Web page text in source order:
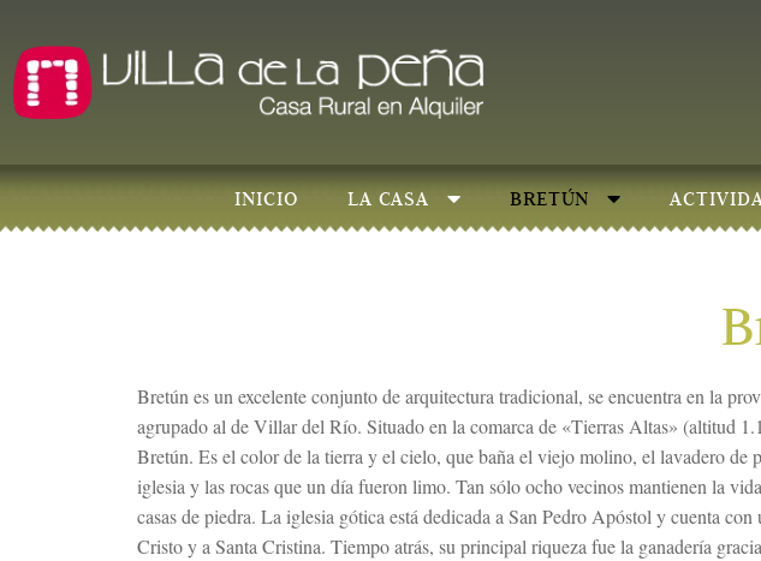
INICIO LA CASA BRETÚN
Bretún es un excelente conjunto de arquitectura tradicional, se encuentra en la
agrupado al de Villar del Río. Situado en la comarca de «Tierras Altas» (altitud
Bretún. Es el color de la tierra y el cielo, que baña el viejo molino, el lavadero de
iglesia y las rocas que un día fueron limo. Tan sólo ocho vecinos mantienen la
casas de piedra. La iglesia gótica está dedicada a San Pedro Apóstol y cuenta
Cristo y a Santa Cristina. Tiempo atrás, su principal riqueza fue la ganadería